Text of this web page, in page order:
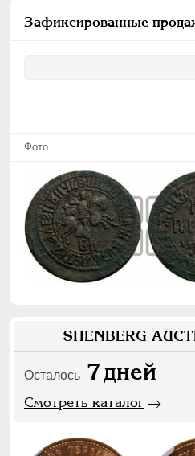
Зафиксированные
Фото
SHENBERG
Осталось 7дней
Смотреть каталог